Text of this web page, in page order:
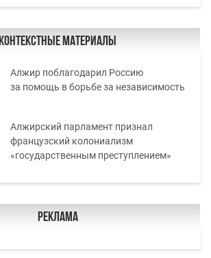
Контекстные материалы
Алжир поблагодарил Россию
за помощь в борьбе за независимость
Алжирский парламент признал
французский колониализм
«государственным преступлением»
Реклама